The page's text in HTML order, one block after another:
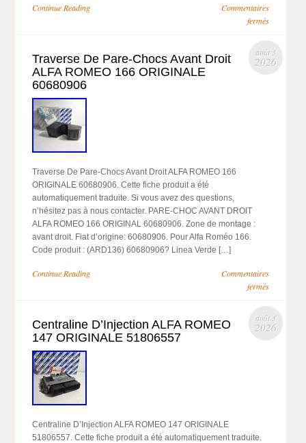
Continue Reading
Commentaires
fermés
août 3
2026
Traverse De Pare-Chocs Avant Droit
ALFA ROMEO 166 ORIGINALE
60680906
Traverse De Pare-Chocs Avant Droit ALFA ROMEO 166
ORIGINALE 60680906. Cette fiche produit a été
automatiquement traduite. Si vous avez des questions,
n’hésitez pas à nous contacter. PARE-CHOC AVANT DROIT
ALFA ROMEO 166 ORIGINAL 60680906. Zone de montage :
avant droit. Fiat d’origine: 60680906. Pour Alfa Roméo 166.
Code produit : (ARD136) 60680906? Linea Verde […]
Continue Reading
Commentaires
fermés
août 3
2026
Centraline D’Injection ALFA ROMEO
147 ORIGINALE 51806557
Centraline D’Injection ALFA ROMEO 147 ORIGINALE
51806557. Cette fiche produit a été automatiquement traduite.